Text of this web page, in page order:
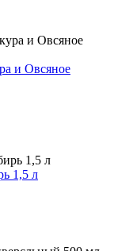
и Овсяное
1,5 л